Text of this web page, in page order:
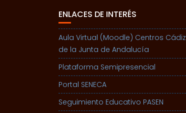
ENLACES DE INTERÉS
Aula Virtual (Moodle) Centros Cádiz
de la Junta de Andalucía
Plataforma Semipresencial
Portal SENECA
Seguimiento Educativo PASEN